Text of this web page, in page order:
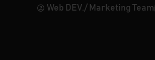
Web DEV./ Marketing Team